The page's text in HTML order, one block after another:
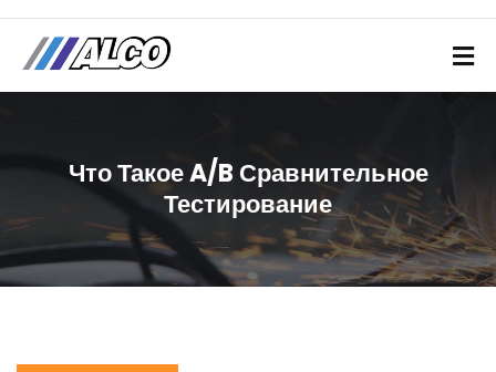
Что Такое A/B Сравнительное
Тестирование